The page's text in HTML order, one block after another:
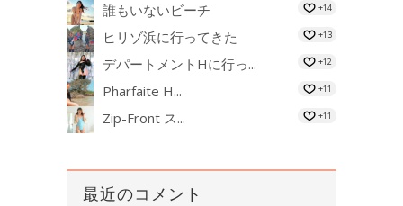
誰もいないビーチ +14
ヒリゾ浜に行ってきた +13
デパートメントHに行っ... +12
Pharfaite H... +11
Zip-Front ス... +11
最近のコメント